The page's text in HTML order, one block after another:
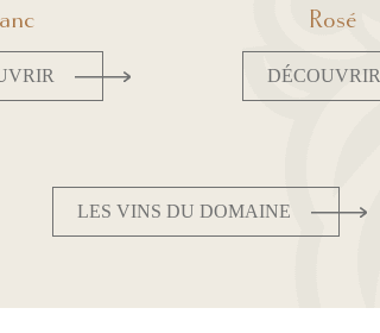
Rosé
DÉCOUVRIR
LES VINS DU DOMAINE